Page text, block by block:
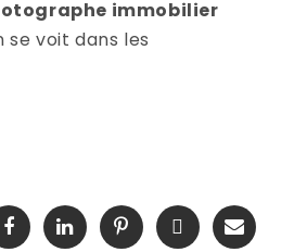
immobilier
se voit dans les